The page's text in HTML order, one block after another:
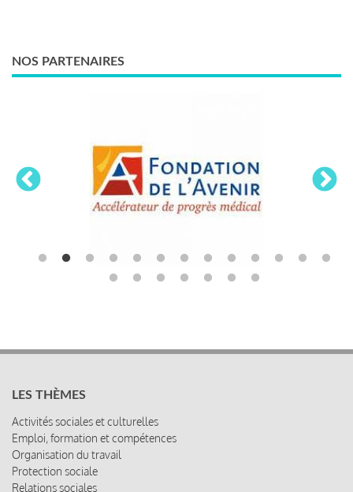
NOS PARTENAIRES
LES THÈMES
Activités sociales et culturelles
Emploi, formation et compétences
Organisation du travail
Protection sociale
Relations sociales